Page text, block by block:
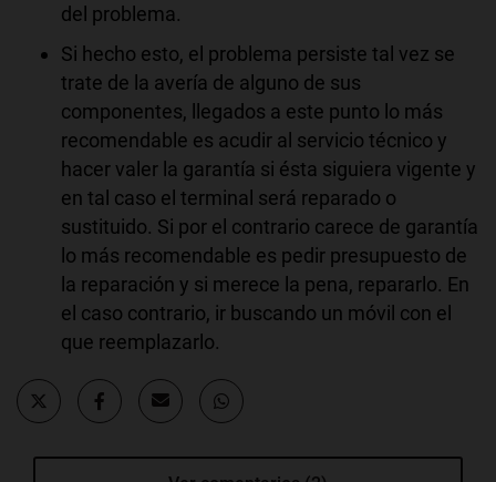
del problema.
Si hecho esto, el problema persiste tal vez se
trate de la avería de alguno de sus
componentes, llegados a este punto lo más
recomendable es acudir al servicio técnico y
hacer valer la garantía si ésta siguiera vigente y
en tal caso el terminal será reparado o
sustituido. Si por el contrario carece de garantía
lo más recomendable es pedir presupuesto de
la reparación y si merece la pena, repararlo. En
el caso contrario, ir buscando un móvil con el
que reemplazarlo.